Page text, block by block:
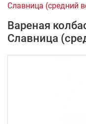
Славница (средний
Вареная
Славница